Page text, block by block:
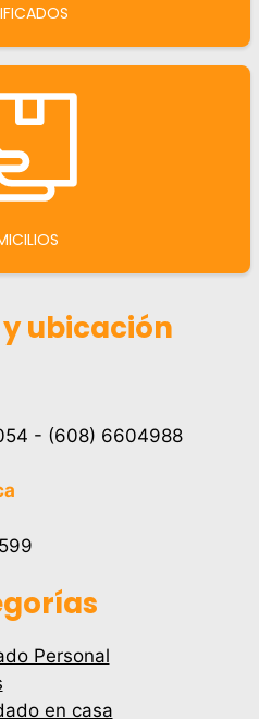
ubicación
- (608) 6604988
Personal
en casa